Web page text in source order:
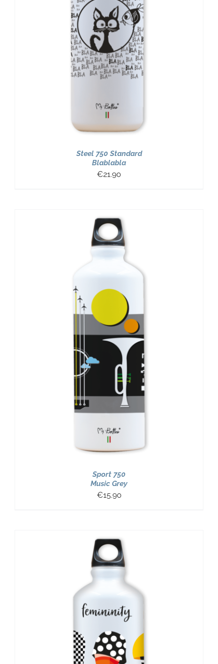
Steel 750 Standard
Blablabla
€21.90
Sport 750
Music Grey
€15.90